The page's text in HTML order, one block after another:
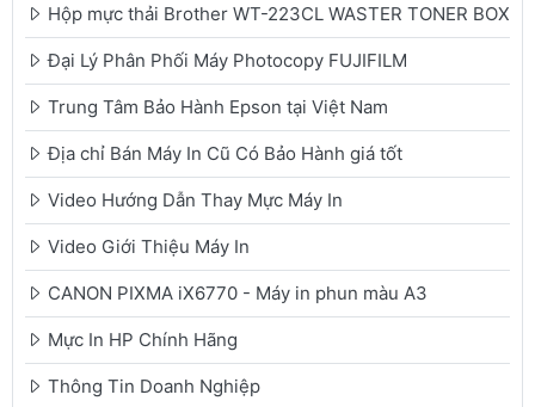
Hộp mực thải Brother WT-223CL WASTER TONER BOX
Đại Lý Phân Phối Máy Photocopy FUJIFILM
Trung Tâm Bảo Hành Epson tại Việt Nam
Địa chỉ Bán Máy In Cũ Có Bảo Hành giá tốt
Video Hướng Dẫn Thay Mực Máy In
Video Giới Thiệu Máy In
CANON PIXMA iX6770 - Máy in phun màu A3
Mực In HP Chính Hãng
Thông Tin Doanh Nghiệp